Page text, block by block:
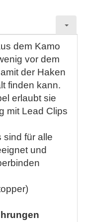
dem Kamo
vor dem
der Haken
finden kann.
erlaubt sie
mit Lead Clips
sind für alle
und